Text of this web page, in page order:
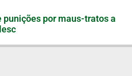
punições por maus-tratos a